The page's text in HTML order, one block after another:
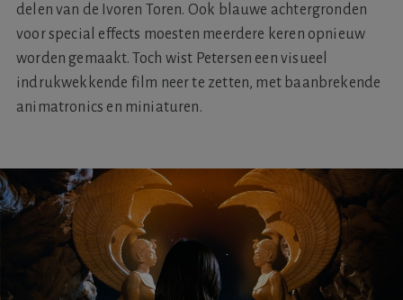
delen van de Ivoren Toren. Ook blauwe achtergronden
voor special effects moesten meerdere keren opnieuw
worden gemaakt. Toch wist Petersen een visueel
indrukwekkende film neer te zetten, met baanbrekende
animatronics en miniaturen.